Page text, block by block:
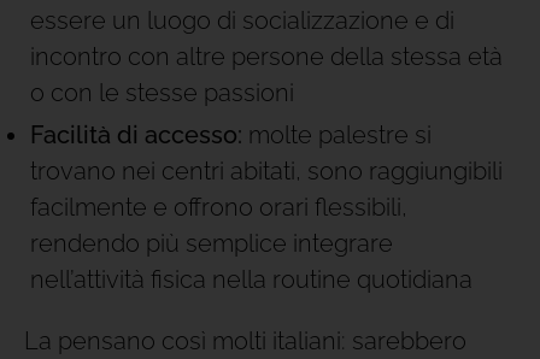
essere un luogo di socializzazione e di
incontro con altre persone della stessa età
o con le stesse passioni
Facilità di accesso: molte palestre si
trovano nei centri abitati, sono raggiungibili
facilmente e offrono orari flessibili,
rendendo più semplice integrare
nell’attività fisica nella routine quotidiana
La pensano così molti italiani: sarebbero